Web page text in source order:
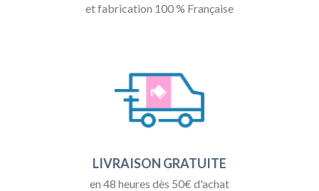
et fabrication 100 % Française
LIVRAISON GRATUITE
en 48 heures dès 50€ d'achat